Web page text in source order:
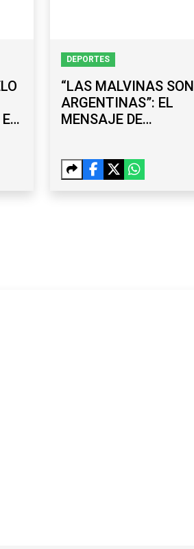
DEPORTES
“LAS MALVINAS SON
ARGENTINAS”: EL
MENSAJE DE